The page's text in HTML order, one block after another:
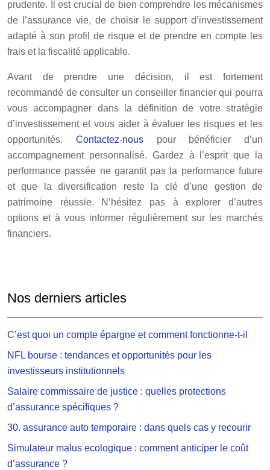
prudente. Il est crucial de bien comprendre les mécanismes
de l’assurance vie, de choisir le support d’investissement
adapté à son profil de risque et de prendre en compte les
frais et la fiscalité applicable.
Avant de prendre une décision, il est fortement
recommandé de consulter un conseiller financier qui pourra
vous accompagner dans la définition de votre stratégie
d’investissement et vous aider à évaluer les risques et les
opportunités. Contactez-nous pour bénéficier d’un
accompagnement personnalisé. Gardez à l’esprit que la
performance passée ne garantit pas la performance future
et que la diversification reste la clé d’une gestion de
patrimoine réussie. N’hésitez pas à explorer d’autres
options et à vous informer régulièrement sur les marchés
financiers.
Nos derniers articles
C’est quoi un compte épargne et comment fonctionne-t-il
NFL bourse : tendances et opportunités pour les
investisseurs institutionnels
Salaire commissaire de justice : quelles protections
d’assurance spécifiques ?
30. assurance auto temporaire : dans quels cas y recourir
Simulateur malus ecologique : comment anticiper le coût
d’assurance ?